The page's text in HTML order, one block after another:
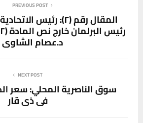
PREVIOUS POST
المقال رقم (٢): رئيس
د.عصام الشاوي
NEXT POST
سوق الناصرية المحلي: سعر
في ذي قار